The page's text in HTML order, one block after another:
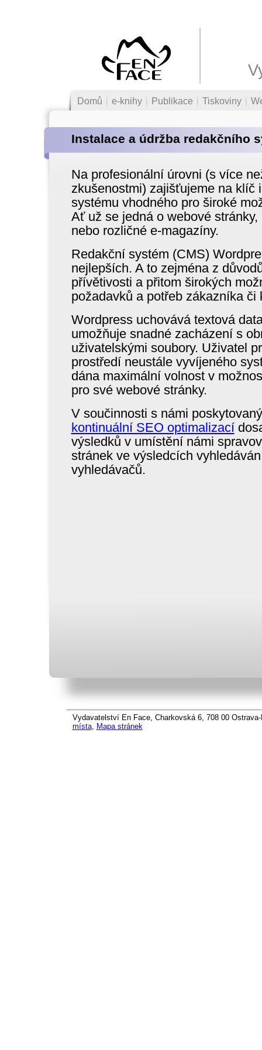
Domů e-knihy Publikace Tiskoviny
Instalace a údržba redakčního
Na profesionální úrovni (s více
zkušenostmi) zajišťujeme na klíč
systému vhodného pro široké
Ať už se jedná o webové
nebo rozličné e-magazíny.
Redakční systém (CMS)
nejlepších. A to zejména z
přívětivosti a přitom širokých
požadavků a potřeb zákazníka či
Wordpress uchovává textová
umožňuje snadné zacházení s
uživatelskými soubory. Uživatel
prostředí neustále vyvíjeného
dána maximální volnost v
pro své webové stránky.
V součinnosti s námi
kontinuální SEO optimalizací
výsledků v umístění námi
stránek ve výsledcích
vyhledávačů.
Vydavatelství En Face, Charkovská 6, 708 00
místa, Mapa stránek